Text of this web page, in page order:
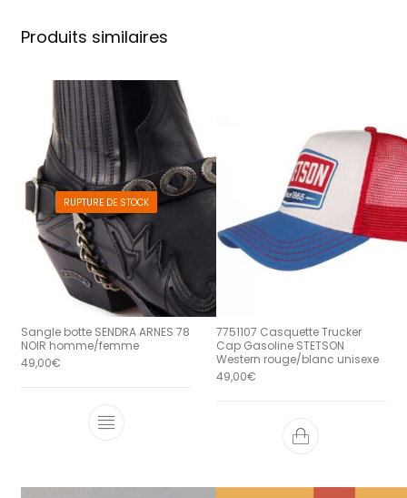
Produits similaires
RUPTURE DE STOCK
Sangle botte SENDRA ARNES 78
NOIR homme/femme
49,00€
7751107 Casquette Trucker
Cap Gasoline STETSON
Western rouge/blanc unisexe
49,00€